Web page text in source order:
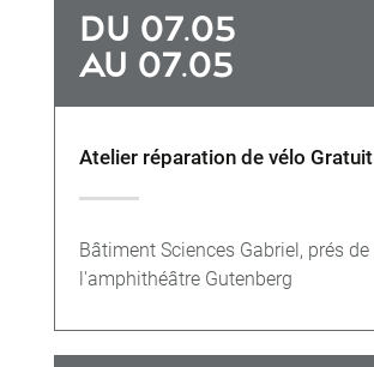
DU 07.05
AU 07.05
Atelier réparation de vélo Gratuit
Bâtiment Sciences Gabriel, prés de
l'amphithéâtre Gutenberg